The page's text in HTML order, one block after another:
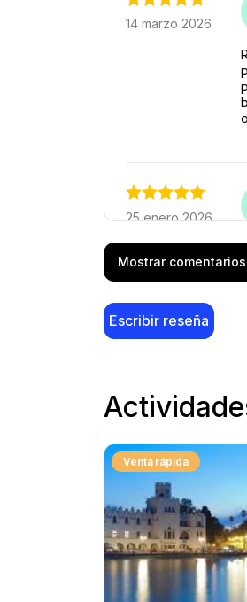
14 marzo 2026
25 enero 2026
5 diciembre 2025
Mostrar comentarios
Escribir reseña
Venta rápida